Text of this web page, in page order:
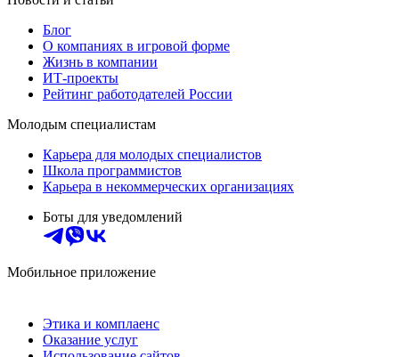
Блог
О компаниях в игровой форме
Жизнь в компании
ИТ-проекты
Рейтинг работодателей России
Молодым специалистам
Карьера для молодых специалистов
Школа программистов
Карьера в некоммерческих организациях
Боты для уведомлений
Мобильное приложение
Этика и комплаенс
Оказание услуг